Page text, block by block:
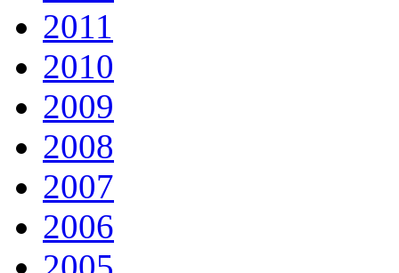
2011
2010
2009
2008
2007
2006